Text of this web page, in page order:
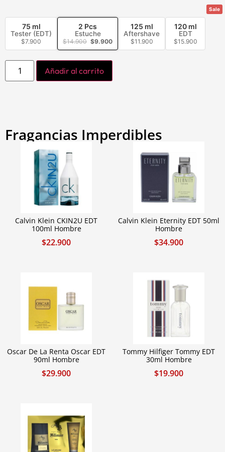
75 ml
Tester (EDT)
$7.900
Sale
2 Pcs
Estuche
$14.900 $9.900
125 ml
Aftershave
$11.900
120 ml
EDT
$15.900
Añadir al carrito
Fragancias Imperdibles
Calvin Klein CKIN2U EDT
100ml Hombre
$22.900
Calvin Klein Eternity EDT 50ml
Hombre
$34.900
Oscar De La Renta Oscar EDT
90ml Hombre
$29.900
Tommy Hilfiger Tommy EDT
30ml Hombre
$19.900